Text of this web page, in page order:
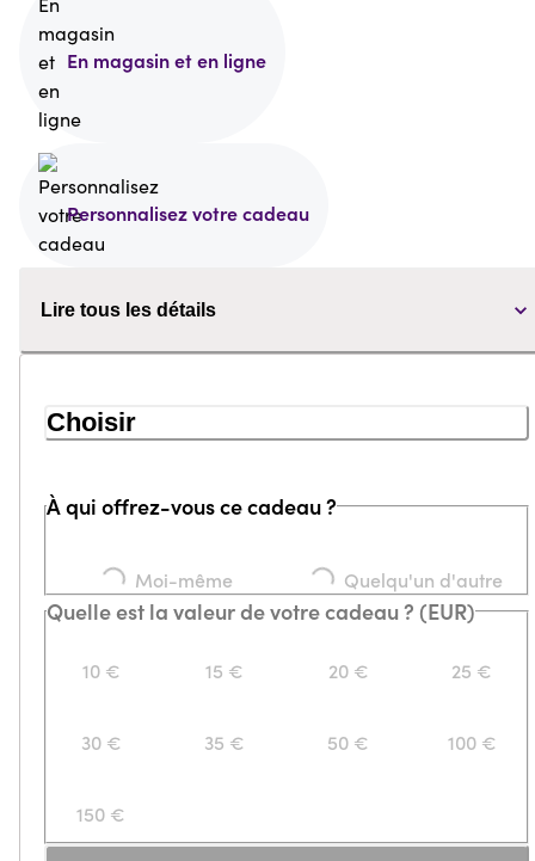
En magasin et en ligne
Personnalisez votre cadeau
Lire tous les détails
Choisir
À qui offrez-vous ce cadeau ?
Loading...Moi-même Loading...Quelqu'un d'autre
Quelle est la valeur de votre cadeau ? (EUR)
10 € 15 € 20 € 25 €
30 € 35 € 50 € 100 €
150 €